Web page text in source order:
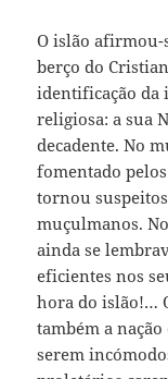
O islão afirmou-
berço do
identificação da
religiosa: a sua
decadente. No
fomentado
tornou
muçulmanos.
ainda se
eficientes nos
hora do islão!…
também a
serem